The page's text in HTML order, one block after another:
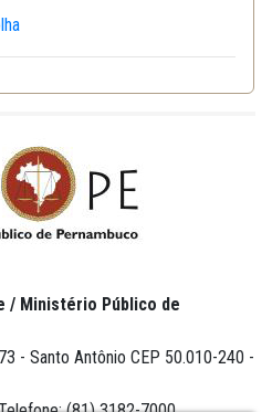
/ Ministério Público de
- Santo Antônio CEP 50.010-240 -